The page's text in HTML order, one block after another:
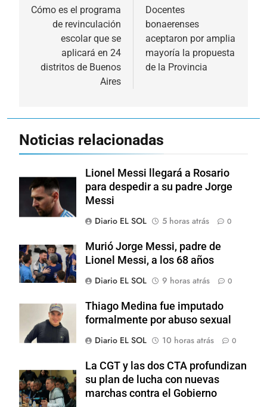
de
entradas
Cómo es el programa
de revinculación
escolar que se
aplicará en 24
distritos de Buenos
Aires
Docentes
bonaerenses
aceptaron por amplia
mayoría la propuesta
de la Provincia
Noticias relacionadas
Lionel Messi llegará a Rosario
para despedir a su padre Jorge
Messi
Diario EL SOL
5 horas atrás 0
Murió Jorge Messi, padre de
Lionel Messi, a los 68 años
Diario EL SOL
9 horas atrás 0
Thiago Medina fue imputado
formalmente por abuso sexual
Diario EL SOL
10 horas atrás 0
La CGT y las dos CTA profundizan
su plan de lucha con nuevas
marchas contra el Gobierno